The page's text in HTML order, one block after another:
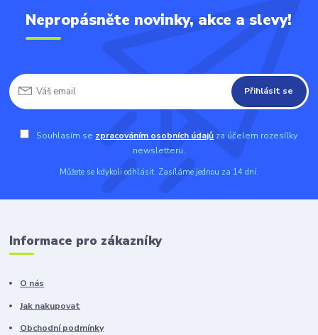
Nepropásněte novinky, akce a slevy!
Přihlásit se
Souhlasím se zpracováním osobních údajů za účelem rozesílky
newsletteru.
Můžete se kdykoli odhlásit. Zasíláme jednou za 14 dní.
Informace pro zákazníky
O nás
Jak nakupovat
Obchodní podmínky